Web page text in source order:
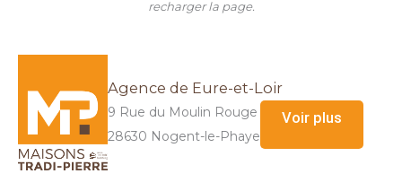
recharger la page.
Agence de Eure-et-Loir
9 Rue du Moulin Rouge
28630 Nogent-le-Phaye
Voir plus